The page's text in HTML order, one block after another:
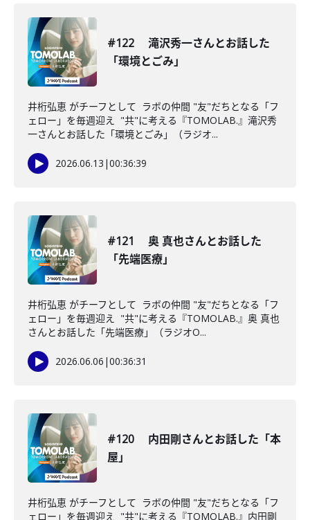
#122 滝沢秀一さんとお話した
「環境とごみ」
井桁弘恵 がチーフとして ラボの仲間 "友"だちとなる「フ
ェロー」を毎週迎え "共"に考える『TOMOLAB.』滝沢秀
一さんとお話した「環境とごみ」（ラジオ...
2026.06.13 |00:36:39
#121 奥 真也さんとお話した
「先端医療」
井桁弘恵 がチーフとして ラボの仲間 "友"だちとなる「フ
ェロー」を毎週迎え "共"に考える『TOMOLAB.』奥 真也
さんとお話した「先端医療」（ラジオO...
2026.06.06 |00:36:31
#120 内田剛さんとお話した「本
屋」
井桁弘恵 がチーフとして ラボの仲間 "友"だちとなる「フ
ェロー」を毎週迎え "共"に考える『TOMOLAB.』内田剛